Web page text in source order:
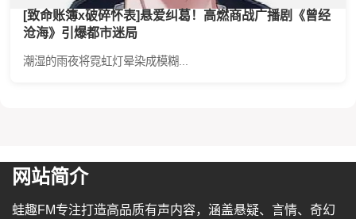
[致命账簿x破碎怀表]悬爱纠葛！高燃商战广播剧《曾经
沧海》引爆都市迷局
潮湿的雨夜将霓虹灯晕染成模糊...
网站简介
蛙趣FM专注打造高品质有声内容，涵盖悬疑、言情、奇幻